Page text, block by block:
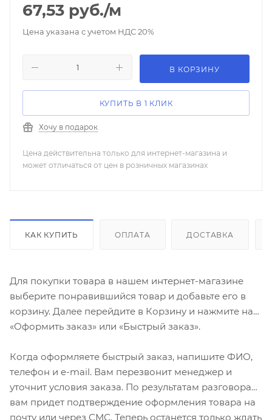
67,53 руб./м
Цена указана с учетом НДС 20%
В КОРЗИНУ
КУПИТЬ В 1 КЛИК
Хочу в подарок
Цена действительна только для интернет-магазина и
может отличаться от цен в розничных магазинах
КАК КУПИТЬ ОПЛАТА ДОСТАВКА
Для покупки товара в нашем интернет-магазине
выберите понравившийся товар и добавьте его в
корзину. Далее перейдите в Корзину и нажмите на
«Оформить заказ» или «Быстрый заказ».
Когда оформляете быстрый заказ, напишите ФИО,
телефон и e-mail. Вам перезвонит менеджер и
уточнит условия заказа. По результатам разговора
вам придет подтверждение оформления товара на
почту или через СМС. Теперь останется только ждать